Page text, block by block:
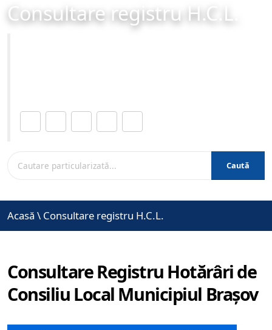
Consultare registru H.C.L.
Caută
Acasă \ Consultare registru H.C.L.
Consultare Registru Hotărâri de
Consiliu Local Municipiul Brașov